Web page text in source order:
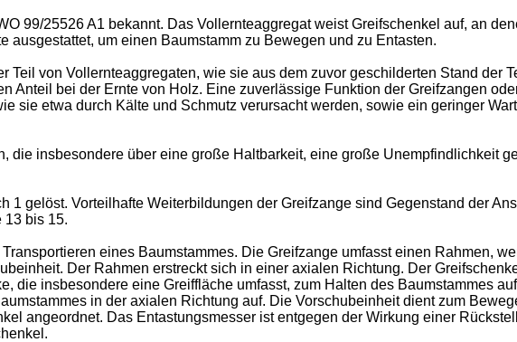
99/25526 A1 bekannt. Das Vollernteaggregat weist Greifschenkel auf, an
um einen Baumstamm zu Bewegen und zu Entasten.
von Vollernteaggregaten, wie sie aus dem zuvor geschilderten Stand der
Anteil bei der Ernte von Holz. Eine zuverlässige Funktion der Greifzangen
sie etwa durch Kälte und Schmutz verursacht werden, sowie ein geringer
die insbesondere über eine große Haltbarkeit, eine große Unempfindlichkeit
1 gelöst. Vorteilhafte Weiterbildungen der Greifzange sind Gegenstand der
13 bis 15.
eines Baumstammes. Die Greifzange umfasst einen Rahmen,
Der Rahmen erstreckt sich in einer axialen Richtung. Der
die insbesondere eine Greiffläche umfasst, zum Halten des Baumstammes
in der axialen Richtung auf. Die Vorschubeinheit dient zum
angeordnet. Das Entastungsmesser ist entgegen der Wirkung einer